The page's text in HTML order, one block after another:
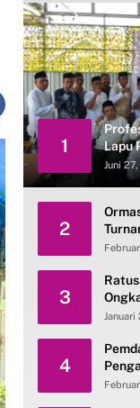
1
Lapu
Juni
2
se-
3
4
dan